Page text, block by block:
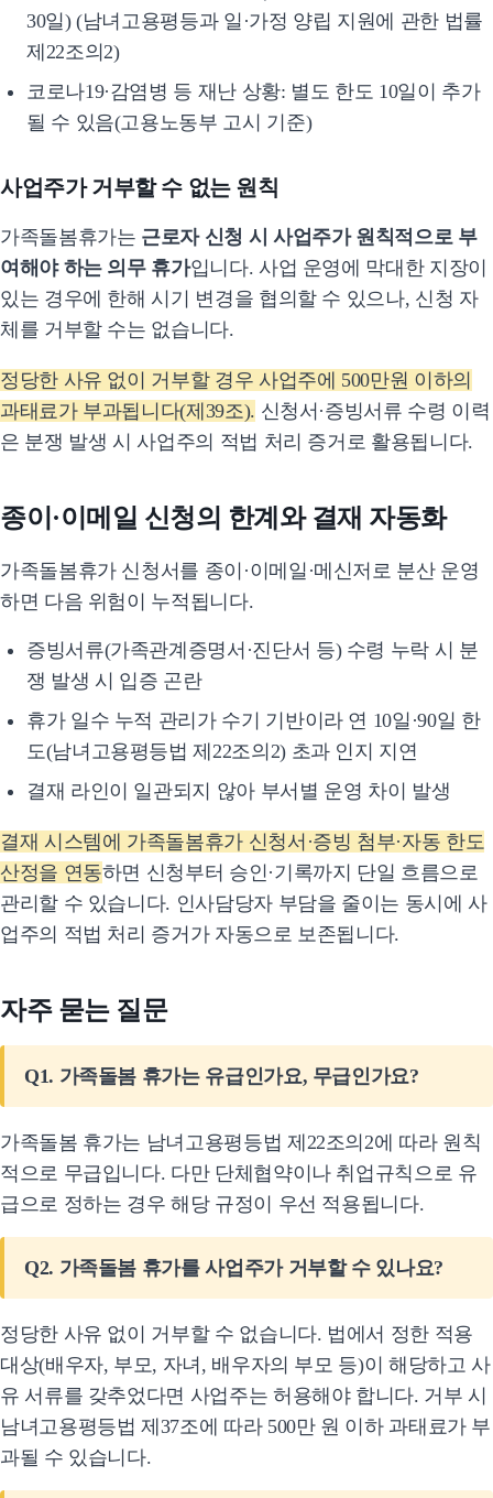
30일) (남녀고용평등과 일·가정 양립 지원에 관한 법률
제22조의2)
코로나19·감염병 등 재난 상황: 별도 한도 10일이 추가
될 수 있음(고용노동부 고시 기준)
사업주가 거부할 수 없는 원칙
가족돌봄휴가는 근로자 신청 시 사업주가 원칙적으로 부
여해야 하는 의무 휴가입니다. 사업 운영에 막대한 지장이
있는 경우에 한해 시기 변경을 협의할 수 있으나, 신청 자
체를 거부할 수는 없습니다.
정당한 사유 없이 거부할 경우 사업주에 500만원 이하의
과태료가 부과됩니다(제39조). 신청서·증빙서류 수령 이력
은 분쟁 발생 시 사업주의 적법 처리 증거로 활용됩니다.
종이·이메일 신청의 한계와 결재 자동화
가족돌봄휴가 신청서를 종이·이메일·메신저로 분산 운영
하면 다음 위험이 누적됩니다.
증빙서류(가족관계증명서·진단서 등) 수령 누락 시 분
쟁 발생 시 입증 곤란
휴가 일수 누적 관리가 수기 기반이라 연 10일·90일 한
도(남녀고용평등법 제22조의2) 초과 인지 지연
결재 라인이 일관되지 않아 부서별 운영 차이 발생
결재 시스템에 가족돌봄휴가 신청서·증빙 첨부·자동 한도
산정을 연동하면 신청부터 승인·기록까지 단일 흐름으로
관리할 수 있습니다. 인사담당자 부담을 줄이는 동시에 사
업주의 적법 처리 증거가 자동으로 보존됩니다.
자주 묻는 질문
Q1. 가족돌봄 휴가는 유급인가요, 무급인가요?
가족돌봄 휴가는 남녀고용평등법 제22조의2에 따라 원칙
적으로 무급입니다. 다만 단체협약이나 취업규칙으로 유
급으로 정하는 경우 해당 규정이 우선 적용됩니다.
Q2. 가족돌봄 휴가를 사업주가 거부할 수 있나요?
정당한 사유 없이 거부할 수 없습니다. 법에서 정한 적용
대상(배우자, 부모, 자녀, 배우자의 부모 등)이 해당하고 사
유 서류를 갖추었다면 사업주는 허용해야 합니다. 거부 시
남녀고용평등법 제37조에 따라 500만 원 이하 과태료가 부
과될 수 있습니다.